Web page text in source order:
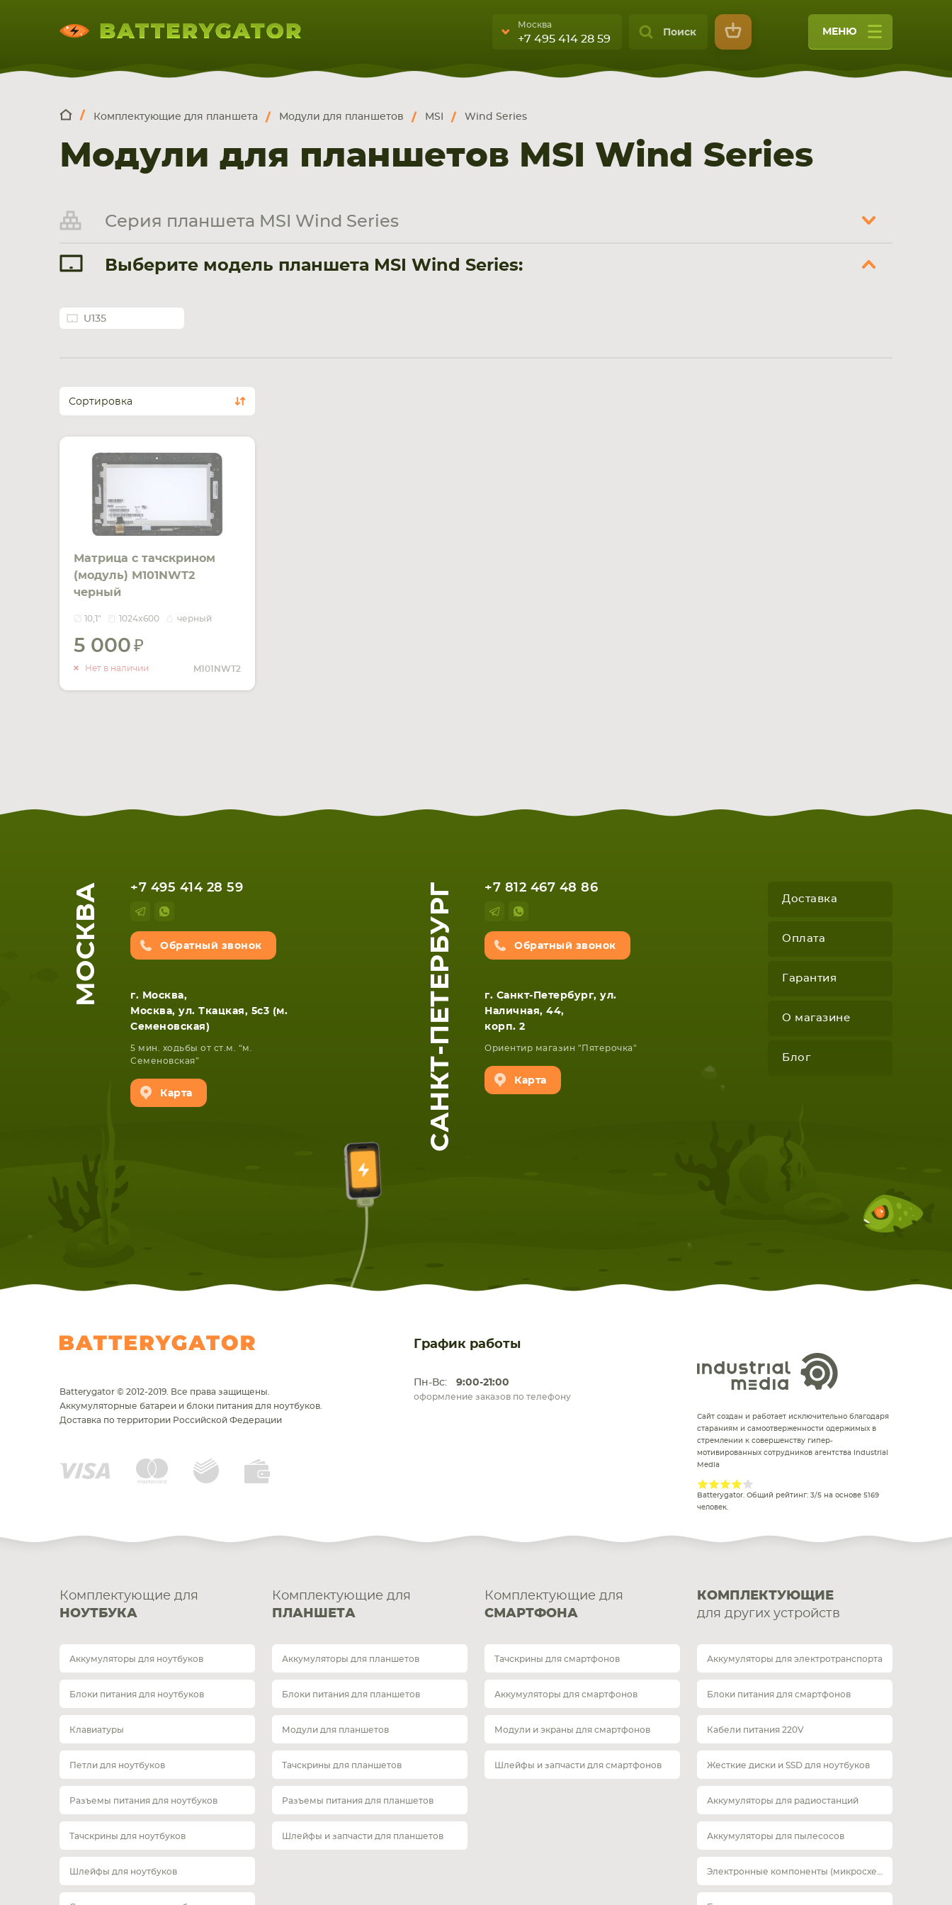
Москва
+7 495 414 28 59
Семеновская)
5 мин. ходьбы от ст.м.
Поиск МЕНЮ
НОУТБУКА
ПЛАНШЕТА
СМАРТФОНА
Комплектующие для планшета Модули для планшетов MSI Wind Series
Модули для планшетов MSI Wind Series
Серия планшета MSI Wind Series
Выберите модель планшета MSI Wind Series:
U135
Сортировка
Матрица с тачскрином
(модуль) M101NWT2
черный
10,1" 1024x600 черный
5 000
Нет в наличии M101NWT2
О НАЛИЧИИ
МОСКВА +7 495 414 28 59
Обратный звонок
г. Москва,
Москва, ул. Ткацкая, 5с3 (м.
Семеновская)
5 мин. ходьбы от ст.м. “м.
Семеновская”
Карта САНКТ-ПЕТЕРБУРГ +7 812 467 48 86
Обратный звонок
г. Санкт-Петербург, ул.
Наличная, 44,
корп. 2
Ориентир магазин "Пятерочка"
Карта
Доставка
Оплата
Гарантия
О магазине
Блог
График работы
Пн-Вс: 9:00-21:00
оформление заказов по телефону
Batterygator © 2012-2019. Все права защищены.
Аккумуляторные батареи и блоки питания для ноутбуков.
Доставка по территории Российской Федерации
Сайт создан и работает исключительно благодаря
стараниям и самоотверженности одержимых в
стремлении к совершенству гипер-
мотивированных сотрудников агентства Industrial
Media
Batterygator. Общий рейтинг: 3/5 на основе 5169
человек.
Комплектующие для
НОУТБУКА
Аккумуляторы для ноутбуков
Блоки питания для ноутбуков
Клавиатуры
Петли для ноутбуков
Разъемы питания для ноутбуков
Тачскрины для ноутбуков
Шлейфы для ноутбуков
Комплектующие для
ПЛАНШЕТА
Аккумуляторы для планшетов
Блоки питания для планшетов
Модули для планшетов
Тачскрины для планшетов
Разъемы питания для планшетов
Шлейфы и запчасти для планшетов
Комплектующие для
СМАРТФОНА
Тачскрины для смартфонов
Аккумуляторы для смартфонов
Модули и экраны для смартфонов
Шлейфы и запчасти для смартфонов
КОМПЛЕКТУЮЩИЕ
для других устройств
Аккумуляторы для электротранспорта
Блоки питания для смартфонов
Кабели питания 220V
Жесткие диски и SSD для ноутбуков
Аккумуляторы для радиостанций
Аккумуляторы для пылесосов